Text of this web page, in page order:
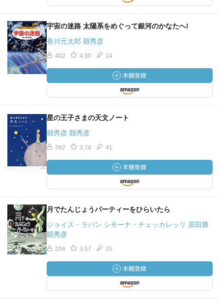
宇宙の迷路 太陽系をめぐって銀河のかなたへ!
香川元太郎 縣秀彦
402 4.00 14
星の王子さまの天文ノート
縣秀彦 縣秀彦
392 3.78 41
月でたんじょうパーティーをひらいたら
ジョイス・ラパン シモーナ・チェッカレッリ 原田勝
縣秀彦
204 3.57 15